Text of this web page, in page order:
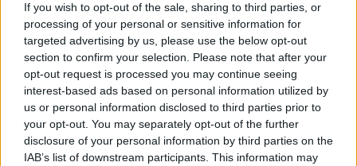
If you wish to opt-out of the sale, sharing to third parties, or
processing of your personal or sensitive information for
targeted advertising by us, please use the below opt-out
section to confirm your selection. Please note that after your
opt-out request is processed you may continue seeing
interest-based ads based on personal information utilized by
us or personal information disclosed to third parties prior to
your opt-out. You may separately opt-out of the further
disclosure of your personal information by third parties on the
IAB’s list of downstream participants. This information may
Počet přátel: 3
Profil zobrazen: 1268x
Líbí se:0
Oblibené místnosti: Žádné
Sledované diskuze:Informace pro uživatele